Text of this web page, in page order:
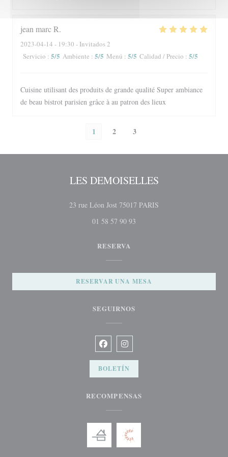
jean marcR
2023-04-14 - 19:30 - Invitados 2
Servicio : 5/5 Ambiente : 5/5 Menú : 5/5 Calidad / Precio : 5/5
Cuisine utilisant des produits de grande qualité Super ambiance
de beau bistrot parisien grâce à au patron des lieux
1 2 3
LES DEMOISELLES
23 rue Léon Jost 75017 PARIS
01 58 57 90 93
RESERVA
RESERVAR UNA MESA
SEGUIRNOS
Facebook ((abre en una nueva
Instagram ((abre en una nueva
BOLETÍN
RECOMPENSAS